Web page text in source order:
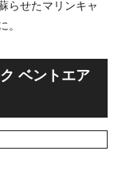
らせたマリンキャ
。
ベントエア